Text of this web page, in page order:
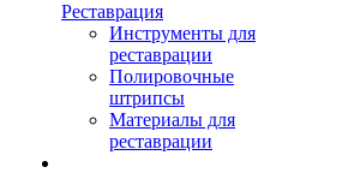
Реставрация
Инструменты для
реставрации
Полировочные
штрипсы
Материалы для
реставрации